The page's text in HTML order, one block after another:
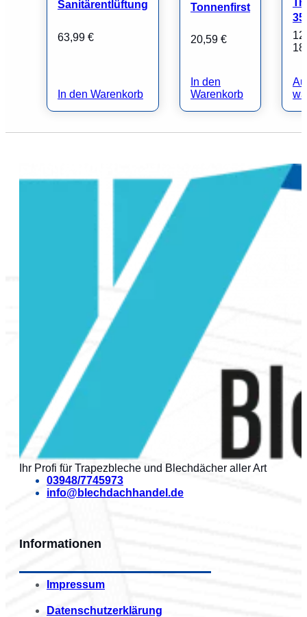
Sanitärentlüftung
63,99 €
In den Warenkorb
Tonnenfirst
20,59 €
In den
Warenkorb
35
Ihr Profi für Trapezbleche und Blechdächer aller Art
03948/7745973
info@blechdachhandel.de
Informationen
Impressum
Datenschutzerklärung